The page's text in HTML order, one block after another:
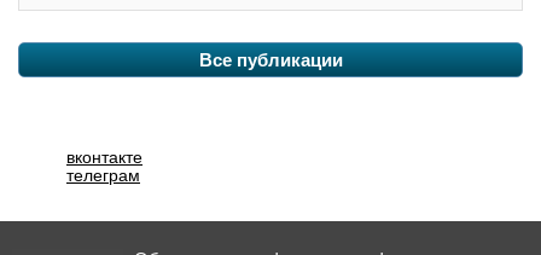
Все публикации
вконтакте
телеграм